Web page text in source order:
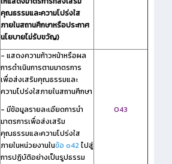
คุณธรรมและความโปร่งใส
ภายในสถานศึกษาหรือประกาศ
นโยบายไม่รับขวัญ)
- แสดงความก้าวหน้าหรือผล
การดำเนินการตามมาตรการ
เพื่อส่งเสริมคุณธรรมและ
ความโปร่งใสภายในสถานศึกษา
- มีข้อมูลรายละเอียดการนำ
มาตรการเพื่อส่งเสริม
คุณธรรมและความโปร่งใส
ภายในหน่วยงานในข้อ o42 ไปสู่
การปฏิบัติอย่างเป็นรูปธรรม
O43